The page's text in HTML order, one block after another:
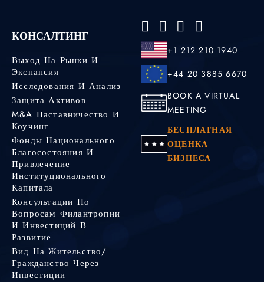
КОНСАЛТИНГ
Выход На Рынки И
Экспансия
Исследования И Анализ
Защита Активов
M&A Наставничество И
Коучинг
Фонды Национального
Благосостояния И
Привлечение
Институционального
Капитала
Консультации По
Вопросам Филантропии
И Инвестиций В
Развитие
Вид На Жительство/
Гражданство Через
Инвестиции
+1 212 210 1940
+44 20 3885 6670
BOOK A VIRTUAL
MEETING
БЕСПЛАТНАЯ
ОЦЕНКА
БИЗНЕСА